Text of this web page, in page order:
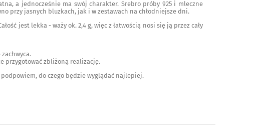
a jednocześnie ma swój charakter. Srebro próby 925 i mleczne
przy jasnych bluzkach, jak i w zestawach na chłodniejsze dni.
jest lekka - waży ok. 2,4 g, więc z łatwością nosi się ją przez cały
przygotować zbliżoną realizację.
do czego będzie wyglądać najlepiej.